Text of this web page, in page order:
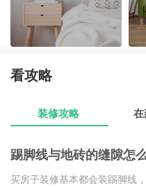
魏先生 金海
07-17 曾女士 新澳
07-17
看攻略
装修攻略 在
踢脚线与地砖的缝隙怎
买房子装修基本都会装踢脚线